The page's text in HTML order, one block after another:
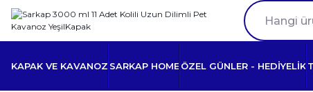
KAPAK VE KAVANOZ SARKAP HOME ÖZEL GÜNLER - HEDİYELİK